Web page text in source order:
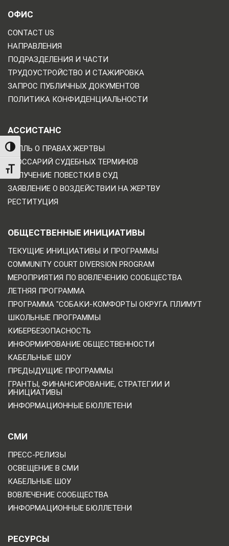
TOGGLE HIGH CONTRAST
TOGGLE FONT SIZE
ОФИС
CONTACT US
НАПРАВЛЕНИЯ
ПОДРАЗДЕЛЕНИЯ И ЧАСТИ
ТРУДОУСТРОЙСТВО И СТАЖИРОВКА
ЗАПРОС ПУБЛИЧНЫХ ДОКУМЕНТОВ
ПОЛИТИКА КОНФИДЕНЦИАЛЬНОСТИ
АССИСТАНС
БИЛЛЬ О ПРАВАХ ЖЕРТВЫ
ГЛОССАРИЙ СУДЕБНЫХ ТЕРМИНОВ
ПОЛУЧЕНИЕ ПОВЕСТКИ В СУД
ЗАЯВЛЕНИЕ О ВОЗДЕЙСТВИИ НА ЖЕРТВУ
РЕСТИТУЦИЯ
ОБЩЕСТВЕННЫЕ ИНИЦИАТИВЫ
ТЕКУЩИЕ ИНИЦИАТИВЫ И ПРОГРАММЫ
COMMUNITY COURT DIVERSION PROGRAM
МЕРОПРИЯТИЯ ПО ВОВЛЕЧЕНИЮ СООБЩЕСТВА
ЛЕТНЯЯ ПРОГРАММА
ПРОГРАММА "СОБАКИ-КОМФОРТЫ ОКРУГА ПЛИМУТ
ШКОЛЬНЫЕ ПРОГРАММЫ
КИБЕРБЕЗОПАСНОСТЬ
ИНФОРМИРОВАНИЕ ОБЩЕСТВЕННОСТИ
КАБЕЛЬНЫЕ ШОУ
ПРЕДЫДУЩИЕ ПРОГРАММЫ
ГРАНТЫ, ФИНАНСИРОВАНИЕ, СТРАТЕГИИ И
ИНИЦИАТИВЫ
ИНФОРМАЦИОННЫЕ БЮЛЛЕТЕНИ
СМИ
ПРЕСС-РЕЛИЗЫ
ОСВЕЩЕНИЕ В СМИ
КАБЕЛЬНЫЕ ШОУ
ВОВЛЕЧЕНИЕ СООБЩЕСТВА
ИНФОРМАЦИОННЫЕ БЮЛЛЕТЕНИ
РЕСУРСЫ